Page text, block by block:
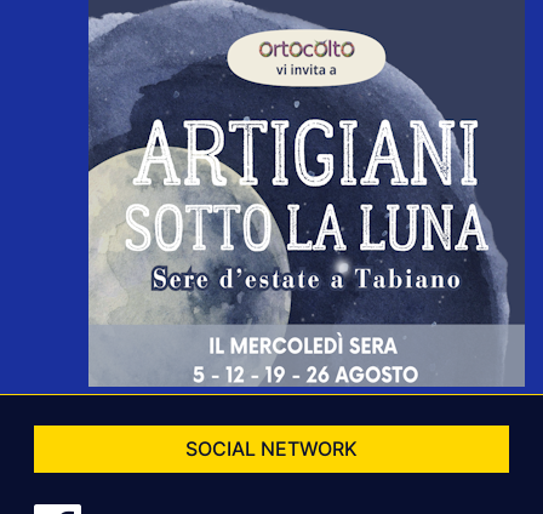
SOCIAL NETWORK